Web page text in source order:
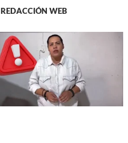
REDACCIÓN WEB